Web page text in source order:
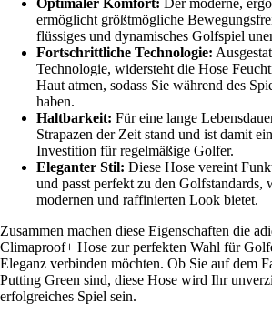
ermöglicht größtmögliche
flüssiges und dynamisches Golfspiel
Fortschrittliche Technologie:
Technologie, widersteht die Hose
Haut atmen, sodass Sie während des
haben.
Haltbarkeit: Für eine lange
Strapazen der Zeit stand und ist damit
Investition für regelmäßige Golfer.
Eleganter Stil: Diese Hose vereint
und passt perfekt zu den Golfstandards,
modernen und raffinierten Look bietet.
Zusammen machen diese Eigenschaften die
Climaproof+ Hose zur perfekten Wahl für
Eleganz verbinden möchten. Ob Sie auf dem
Putting Green sind, diese Hose wird Ihr
erfolgreiches Spiel sein.